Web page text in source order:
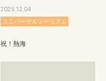
2025.12.04
ユニバーサルツーリズム
祝！熱海